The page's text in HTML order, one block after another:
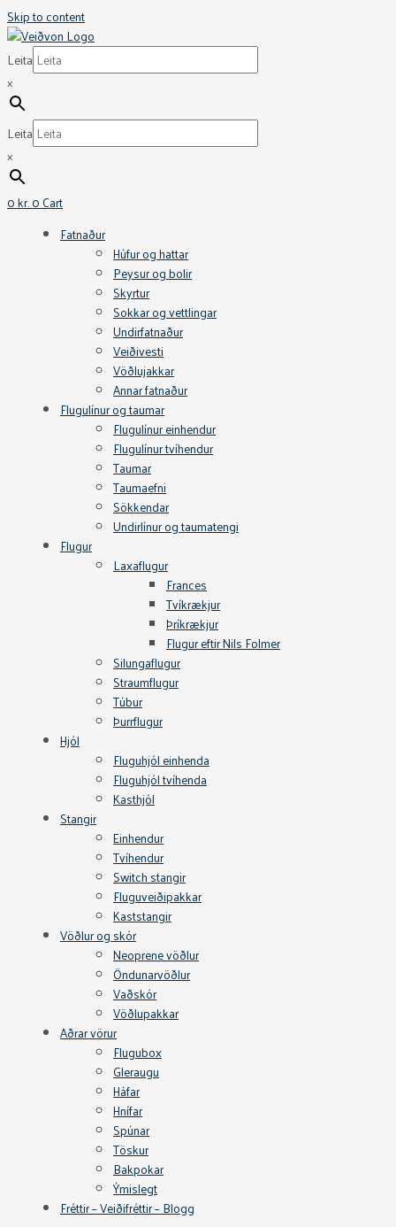
Skip to content
Leita
×
Leita
×
0kr.0Cart
Fatnaður
Húfur og hattar
Peysur og bolir
Skyrtur
Sokkar og vettlingar
Undirfatnaður
Veiðivesti
Vöðlujakkar
Annar fatnaður
Flugulínur og taumar
Flugulínur einhendur
Flugulínur tvíhendur
Taumar
Taumaefni
Sökkendar
Undirlínur og taumatengi
Flugur
Laxaflugur
Frances
Tvíkrækjur
Þríkrækjur
Flugur eftir Nils Folmer
Silungaflugur
Straumflugur
Túbur
Þurrflugur
Hjól
Fluguhjól einhenda
Fluguhjól tvíhenda
Kasthjól
Stangir
Einhendur
Tvíhendur
Switch stangir
Fluguveiðipakkar
Kaststangir
Vöðlur og skór
Neoprene vöðlur
Öndunarvöðlur
Vaðskór
Vöðlupakkar
Aðrar vörur
Flugubox
Gleraugu
Háfar
Hnífar
Spúnar
Töskur
Bakpokar
Ýmislegt
Fréttir – Veiðifréttir – Blogg